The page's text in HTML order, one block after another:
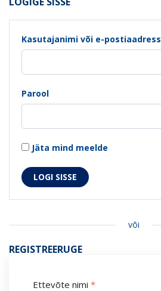
Kasutajanimi või e-postiaadress
Parool
Jäta mind meelde
või
REGISTREERUGE
Ettevõte nimi *